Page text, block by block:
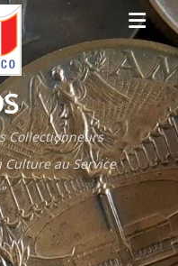
Collectionneurs
Culture au Service
Menu